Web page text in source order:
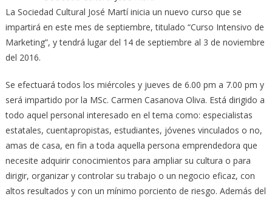
La Sociedad Cultural José Martí inicia un nuevo curso que se
impartirá en este mes de septiembre, titulado “Curso Intensivo de
Marketing”, y tendrá lugar del 14 de septiembre al 3 de noviembre
del 2016.
Se efectuará todos los miércoles y jueves de 6.00 pm a 7.00 pm y
será impartido por la MSc. Carmen Casanova Oliva. Está dirigido a
todo aquel personal interesado en el tema como: especialistas
estatales, cuentapropistas, estudiantes, jóvenes vinculados o no,
amas de casa, en fin a toda aquella persona emprendedora que
necesite adquirir conocimientos para ampliar su cultura o para
dirigir, organizar y controlar su trabajo o un negocio eficaz, con
altos resultados y con un mínimo porciento de riesgo. Además del